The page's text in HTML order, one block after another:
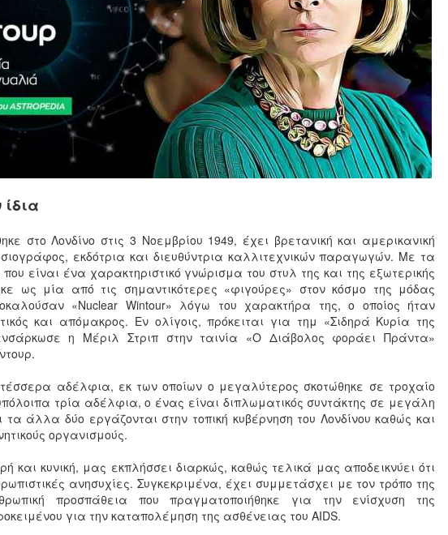
στο Λονδίνο στις 3 Νοεμβρίου 1949, έχει βρετανική και αμερικανική
εκδότρια και διευθύντρια καλλιτεχνικών παραγωγών. Με τα
είναι ένα χαρακτηριστικό γνώρισμα του στυλ της και της εξωτερικής
ως μία από τις σημαντικότερες «φιγούρες» στον κόσμο της μόδας
«Nuclear Wintour» λόγω του χαρακτήρα της, ο οποίος ήταν
και απόμακρος. Εν ολίγοις, πρόκειται για τημ «Σιδηρά Κυρία της
η Μέριλ Στριπ στην ταινία «Ο Διάβολος φοράει Πράντα»
αδέλφια, εκ των οποίων ο μεγαλύτερος σκοτώθηκε σε τροχαίο
τρία αδέλφια, ο ένας είναι διπλωματικός συντάκτης σε μεγάλη
τα άλλα δύο εργάζονται στην τοπική κυβέρνηση του Λονδίνου καθώς και
οργανισμούς.
και κυνική, μας εκπλήσσει διαρκώς, καθώς τελικά μας αποδεικνύει ότι
ανησυχίες. Συγκεκριμένα, έχει συμμετάσχει με τον τρόπο της
προσπάθεια που πραγματοποιήθηκε για την ενίσχυση της
για την καταπολέμηση της ασθένειας του AIDS.